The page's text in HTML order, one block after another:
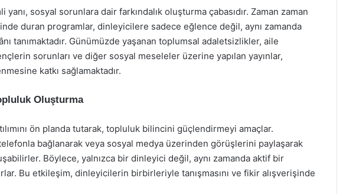
yanı, sosyal sorunlara dair farkındalık oluşturma çabasıdır. Zaman zaman
duran programlar, dinleyicilere sadece eğlence değil, aynı zamanda
tanımaktadır. Günümüzde yaşanan toplumsal adaletsizlikler, aile
sorunları ve diğer sosyal meseleler üzerine yapılan yayınlar,
katkı sağlamaktadır.
Oluşturma
ön planda tutarak, topluluk bilincini güçlendirmeyi amaçlar.
bağlanarak veya sosyal medya üzerinden görüşlerini paylaşarak
Böylece, yalnızca bir dinleyici değil, aynı zamanda aktif bir
Bu etkileşim, dinleyicilerin birbirleriyle tanışmasını ve fikir alışverişinde